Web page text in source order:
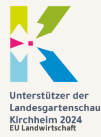
EU Landwirtschaft